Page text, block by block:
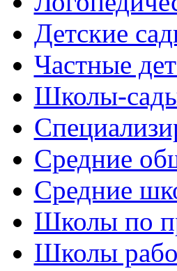
Детские
Частные
Школы-
Cредние
Средние
Школы по
Школы